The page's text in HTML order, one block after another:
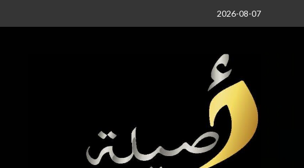
2026-08-07